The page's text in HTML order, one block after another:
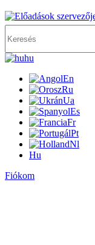
hu
En
Ru
Ua
Es
Fr
Pt
Nl
Hu
Fiókom